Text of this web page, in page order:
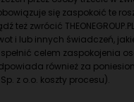
się zaspokoić te
też zwrócić
i lub innych świadczeń, jakie
spełnić celem zaspokojenia
również za
Sp. z o.o. koszty procesu).